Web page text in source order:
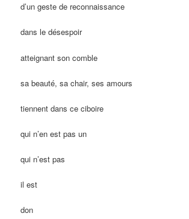
d’un geste de reconnaissance
dansle désespoir
atteignant son comble
sa beauté, sa chair, ses amours
tiennent dans ce ciboire
qui n’en est pas un
qui n’est pas
il est
don